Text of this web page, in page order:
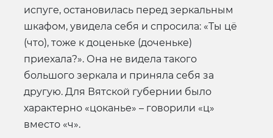
испуге, остановилась перед зеркальным
шкафом, увидела себя и спросила: «Ты цё
(что), тоже к доценьке (доченьке)
приехала?». Она не видела такого
большого зеркала и приняла себя за
другую. Для Вятской губернии было
характерно «цоканье» – говорили «ц»
вместо «ч».